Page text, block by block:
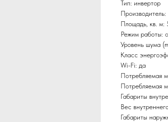
Тип: инвертор
Производитель:
Площадь, кв. м:
Режим работы:
Уровень шума
Класс
Wi-Fi: да
Потребляемая
Потребляемая
Габариты
Вес
Габариты